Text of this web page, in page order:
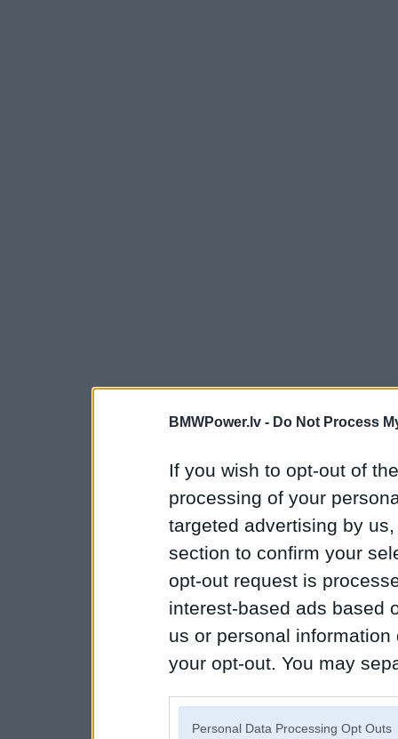
BMWPower.lv - Do Not Process
If you wish to opt-out of
processing of your
targeted advertising by
section to confirm your
opt-out request is
interest-based ads based
us or personal
your opt-out. You may
Personal Data Processing Opt Outs